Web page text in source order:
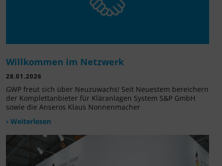
Willkommen im Netzwerk
28.01.2026
GWP freut sich über Neuzuwachs! Seit Neuestem bereichern
der Komplettanbieter für Kläranlagen System S&P GmbH
sowie die Anseros Klaus Nonnenmacher
› Weiterlesen